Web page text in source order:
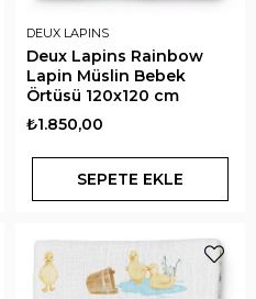
DEUX LAPINS
Deux Lapins Rainbow
Lapin Müslin Bebek
Örtüsü 120x120 cm
₺1.850,00
SEPETE EKLE